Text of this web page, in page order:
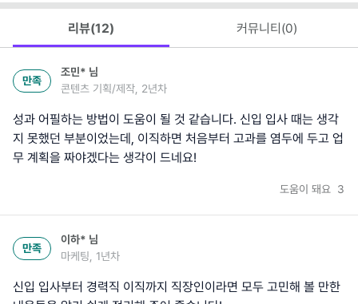
리뷰(12) 커뮤니티(0)
만족
조민* 님
콘텐츠 기획/제작, 2년차
성과 어필하는 방법이 도움이 될 것 같습니다. 신입 입사 때는 생각
지 못했던 부분이었는데, 이직하면 처음부터 고과를 염두에 두고 업
무 계획을 짜야겠다는 생각이 드네요!
도움이 돼요 3
만족
이하* 님
마케팅, 1년차
신입 입사부터 경력직 이직까지 직장인이라면 모두 고민해 볼 만한